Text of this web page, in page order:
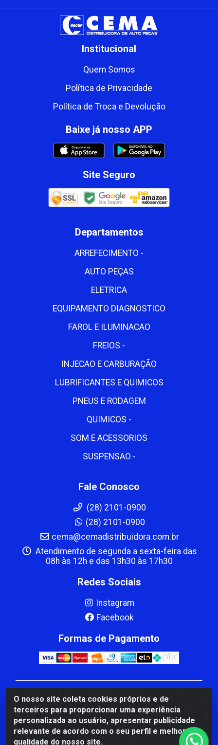
O nosso site coleta cookies próprios e de
terceiros para proporcionar uma experiência
personalizada ao usuário, apresentar publicidade
relevante de acordo com o seu perfil e melhorar a
qualidade do nosso site.
Institucional
Quem Somos
Política de Privacidade
Política de Troca e Devolução
Baixe já nosso APP
Site Seguro
Departamentos
ARREFECIMENTO -
AUTO PEÇAS
ELETRICA
EQUIPAMENTO DIAGNOSTICO
FAROL E ILUMINACAO
FREIOS -
INJECAO E CARBURAÇÃO
LUBRIFICANTES E QUIMICOS
PNEUS E RODAGEM
QUIMICOS -
SOM E ACESSORIOS
SUSPENSAO -
Fale Conosco
(28) 2101-0900
(28) 2101-0900
cema@cemadistribuidora.com.br
Atendimento de segunda a sexta-feira das
08h às 12h e das 13h30 às 17h30
Redes Sociais
Instagram
Facebook
Formas de Pagamento
CBP MACEDO COMERCIO PEÇAS LTDA Matriz - av
Mauro Miranda Madureira, 1249 - Coramara , Cachoeiro
de Itapemirim/ES - CEP 29.311-310 - CNPJ
00.502.680/0001-41